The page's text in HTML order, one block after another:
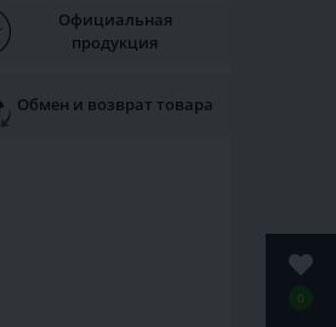
0
Официальная
продукция
Обмен и возврат товара